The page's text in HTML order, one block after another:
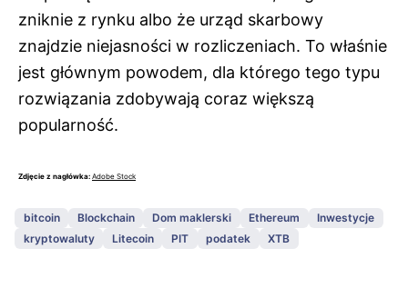
zniknie z rynku albo że urząd skarbowy
znajdzie niejasności w rozliczeniach. To właśnie
jest głównym powodem, dla którego tego typu
rozwiązania zdobywają coraz większą
popularność.
Zdjęcie z nagłówka: Adobe Stock
bitcoin Blockchain Dom maklerski Ethereum
Inwestycje
kryptowaluty
Litecoin PIT podatek XTB